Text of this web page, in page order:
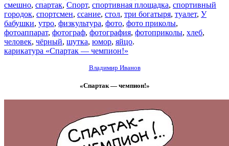
смешно, спартак, Спорт, спортивная площадка, спортивный
городок, спортсмен, ссание, стол, три богатыря, туалет, У
бабушки, утро, физкультура, фото, фото приколы,
фотоаппарат, фотограф, фотография, фотоприколы, хлеб,
человек, чёрный, шутка, юмор, яйцо.
карикатура «Спартак — чемпион!»
Владимир Иванов
«Спартак — чемпион!»